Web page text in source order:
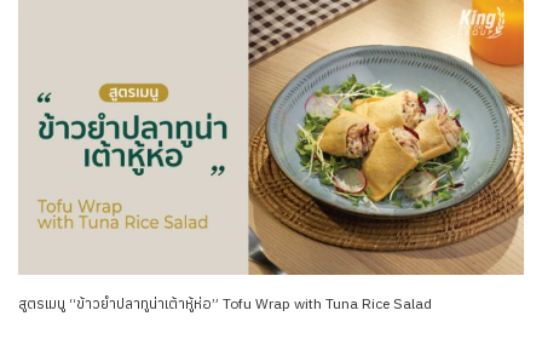
สูตรเมนู “ข้าวยำปลาทูน่าเต้าหู้ห่อ” Tofu Wrap with Tuna Rice Salad